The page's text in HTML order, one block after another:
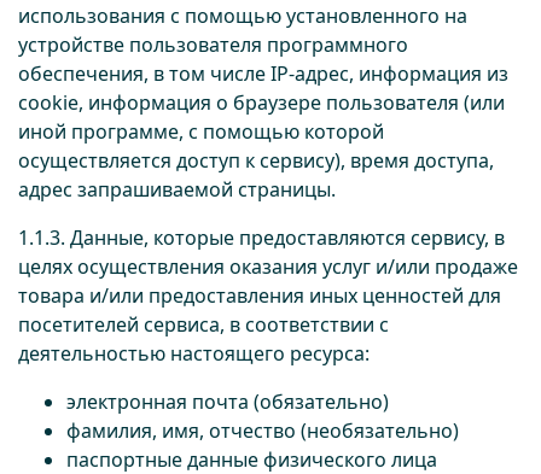
использования с помощью установленного на
устройстве пользователя программного
обеспечения, в том числе IP-адрес, информация из
cookie, информация о браузере пользователя (или
иной программе, с помощью которой
осуществляется доступ к сервису), время доступа,
адрес запрашиваемой страницы.
1.1.3. Данные, которые предоставляются сервису, в
целях осуществления оказания услуг и/или продаже
товара и/или предоставления иных ценностей для
посетителей сервиса, в соответствии с
деятельностью настоящего ресурса:
электронная почта (обязательно)
фамилия, имя, отчество (необязательно)
паспортные данные физического лица